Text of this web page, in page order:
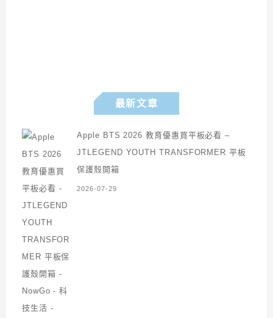
最新文章
Apple BTS 2026 教育優惠買平板必看 –
JTLEGEND YOUTH TRANSFORMER 平板
保護殼開箱
2026-07-29